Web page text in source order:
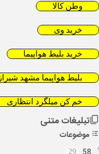
وطن کالا
خرید وی
خرید بلیط هواپیما
بلیط هواپیما مشهد شیراز
خم کن میلگرد انتظاری
تبلیغات متنی
موضوعات
29